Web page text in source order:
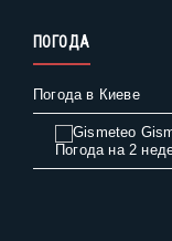
ПОГОДА
Погода в Киеве
Погода на 2